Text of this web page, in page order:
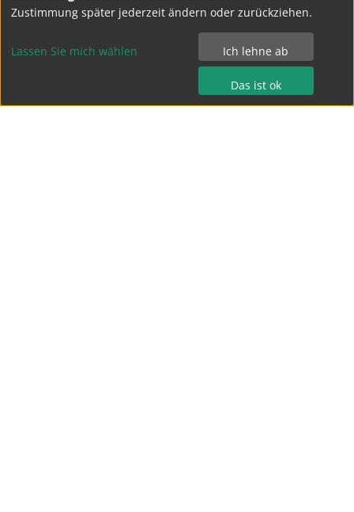
Zustimmung später jederzeit ändern oder zurückziehen.
Lassen Sie mich wählen Ich lehne ab
Das ist ok